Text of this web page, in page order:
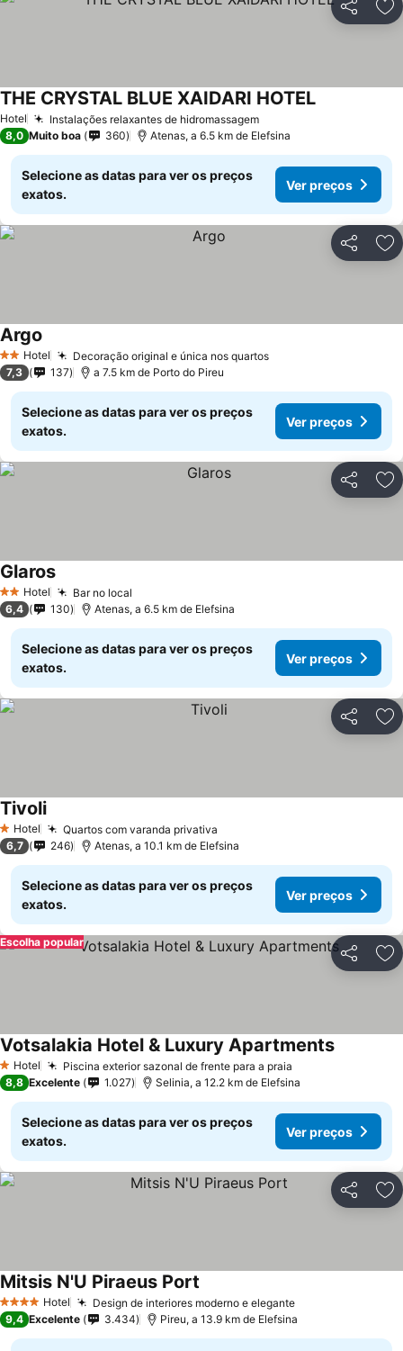
Partilhar
Hotel Instalações relaxantes de hidromassagemVer preços
THE CRYSTAL BLUE XAIDARI HOTELVer preços
8,0 Muito boa 360 Atenas, a 6.5 km de Elefsina
Selecione as datas para ver os preços
exatos.
Ver preços
Partilhar
2 Estrelas
Hotel Decoração original e única nos quartosVer preços
Argo
7,3 137 a 7.5 km de Porto do Pireu
Selecione as datas para ver os preços
exatos.
Ver preços
Partilhar
2 Estrelas
Hotel Bar no local
GlarosVer preços
6,4 130 Atenas, a 6.5 km de Elefsina
Selecione as datas para ver os preços
exatos.
Ver preços
Partilhar
1 Estrelas
Hotel Quartos com varanda privativa
TivoliVer preços
6,7 246 Atenas, a 10.1 km de Elefsina
Selecione as datas para ver os preços
exatos.
Ver preços
Partilhar
Escolha popular
1 Estrelas
Hotel Piscina exterior sazonal de frente para a praia
Votsalakia Hotel & Luxury ApartmentsVer
8,8 Excelente 1.027 Selinia, a 12.2 km de Elefsina
Selecione as datas para ver os preços
exatos.
Ver preços
Partilhar
4 EstrelasHotel Design de interiores moderno e eleganteVer preços
Mitsis N'U Piraeus Port
9,4 Excelente 3.434 Pireu, a 13.9 km de Elefsina